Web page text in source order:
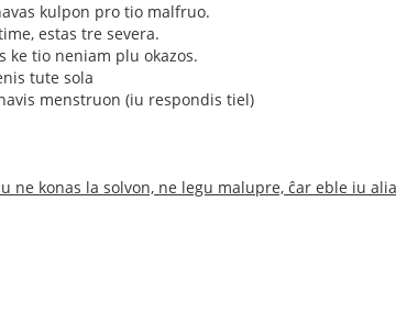
kulpon pro tio malfruo.
estas tre severa.
ke tio neniam plu okazos.
tute sola
menstruon (iu respondis tiel)
ne konas la solvon, ne legu malupre, ĉar eble iu